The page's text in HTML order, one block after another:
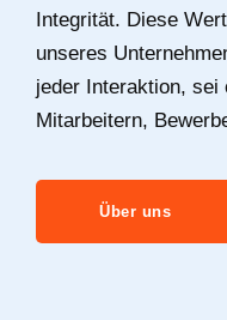
Integrität. Diese
unseres
jeder Interaktion, sei
Mitarbeitern,
Über uns